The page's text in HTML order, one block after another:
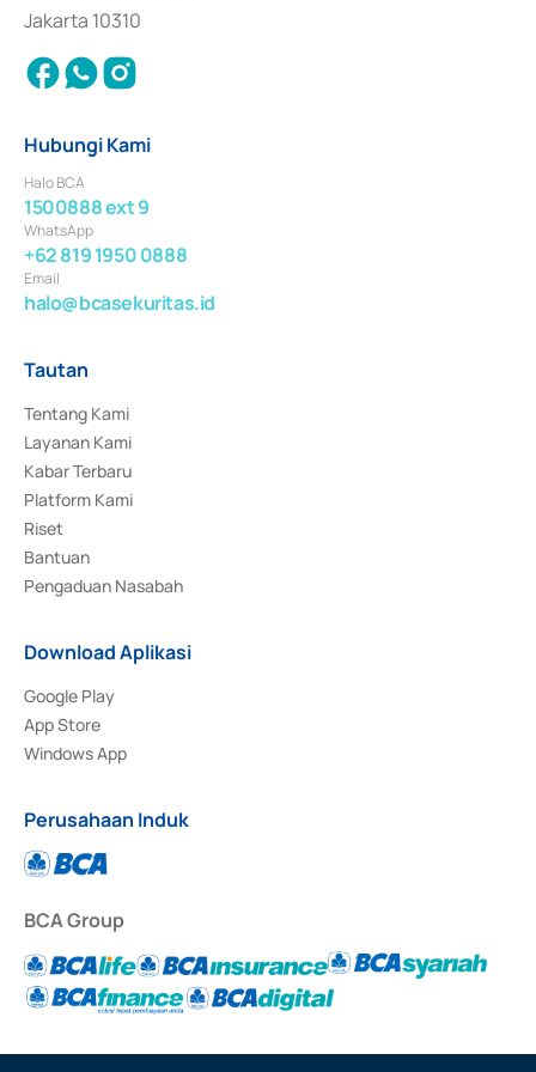
Jakarta 10310
Hubungi Kami
Halo BCA
1500888 ext 9
WhatsApp
+62 819 1950 0888
Email
halo@bcasekuritas.id
Tautan
Tentang Kami
Layanan Kami
Kabar Terbaru
Platform Kami
Riset
Bantuan
Pengaduan Nasabah
Download Aplikasi
Google Play
App Store
Windows App
Perusahaan Induk
BCA Group